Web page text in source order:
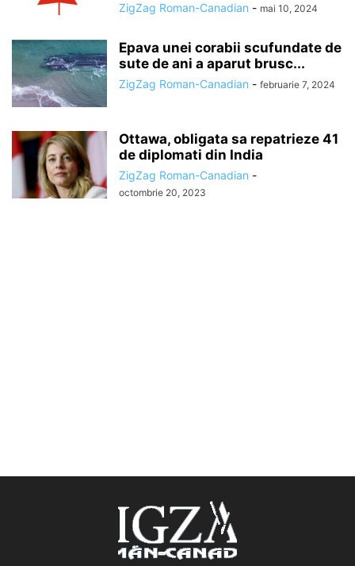
ZigZag Roman-Canadian - mai 10, 2024
Epava unei corabii scufundate de
sute de ani a aparut brusc...
ZigZag Roman-Canadian - februarie 7, 2024
Ottawa, obligata sa repatrieze 41
de diplomati din India
ZigZag Roman-Canadian -
octombrie 20, 2023